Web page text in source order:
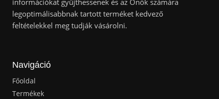
legoptimálisabbnak tartott terméket kedvező
feltételekkel meg tudják vásárolni.
Navigáció
Főoldal
Termékek